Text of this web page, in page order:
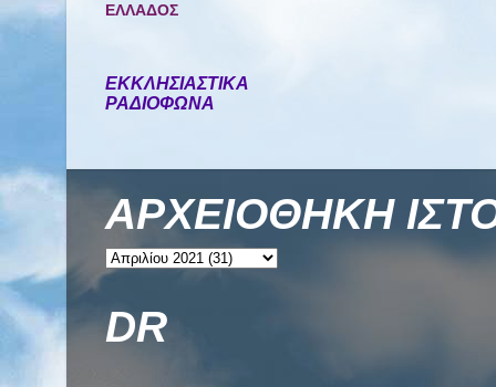
ΕΛΛΑΔΟΣ
ΕΚΚΛΗΣΙΑΣΤΙΚΑ
ΡΑΔΙΟΦΩΝΑ
ΑΡΧΕΙΟΘΗΚΗ
DR